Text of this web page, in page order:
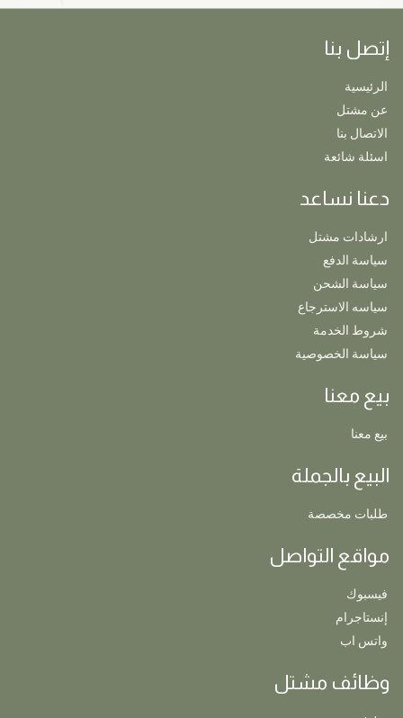
إتصل بنا
الرئيسية
عن مشتل
الاتصال بنا
اسئلة شائعة
دعنا نساعد
ارشادات مشتل
سياسة الدفع
سياسة الشحن
سياسه الاسترجاع
شروط الخدمة
سياسة الخصوصية
بيع معنا
بيع معنا
البيع بالجملة
طلبات مخصصة
مواقع التواصل
فيسبوك
إنستاجرام
واتس اب
وظائف مشتل